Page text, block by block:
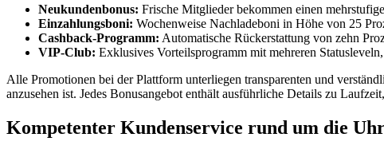
Neukundenbonus: Frische Mitglieder bekommen einen
Einzahlungsboni: Wochenweise Nachladeboni in Höhe von 25
Cashback-Programm: Automatische Rückerstattung von zehn
VIP-Club: Exklusives Vorteilsprogramm mit mehreren
Alle Promotionen bei der Plattform unterliegen transparenten und
anzusehen ist. Jedes Bonusangebot enthält ausführliche Details zu
Kompetenter Kundenservice rund um die